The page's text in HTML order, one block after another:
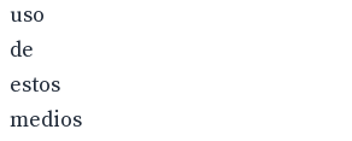
uso
de
estos
medios